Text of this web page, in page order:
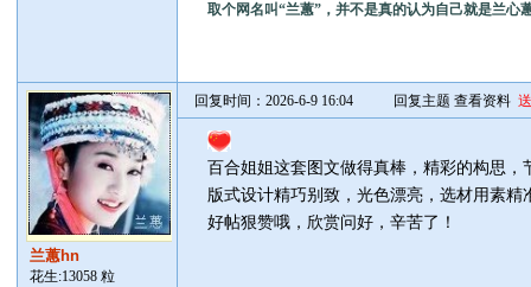
取个网名叫“兰蕙”，并不是真的认为自己就是兰
兰蕙hn
花生:13058 粒
回复时间：2026-6-9 16:04 回复主题 查看资料
百合姐姐这套图文做得真棒，精彩的构思，
版式设计精巧别致，光色漂亮，选材用素精
好帖狠赞哦，欣赏问好，辛苦了！